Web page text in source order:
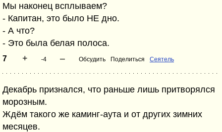
Мы наконец всплываем?
- Капитан, это было НЕ дно.
- А что?
- Это была белая полоса.
7 + -4 – Обсудить Поделиться Сеятель
Декабрь признался, что раньше лишь притворялся
морозным.
Ждём такого же каминг-аута и от других зимних
месяцев.